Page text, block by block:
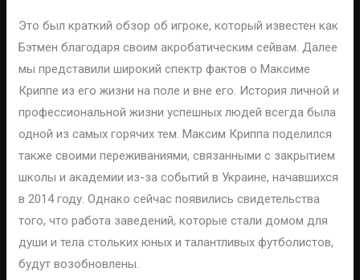
Это был краткий обзор об игроке, который известен как
Бэтмен благодаря своим акробатическим сейвам. Далее
мы представили широкий спектр фактов о Максиме
Криппе из его жизни на поле и вне его. История личной и
профессиональной жизни успешных людей всегда была
одной из самых горячих тем. Максим Криппа поделился
также своими переживаниями, связанными с закрытием
школы и академии из-за событий в Украине, начавшихся
в 2014 году. Однако сейчас появились свидетельства
того, что работа заведений, которые стали домом для
души и тела стольких юных и талантливых футболистов,
будут возобновлены.